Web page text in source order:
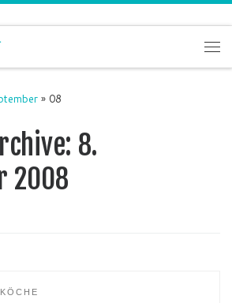
» 08
8.
2008